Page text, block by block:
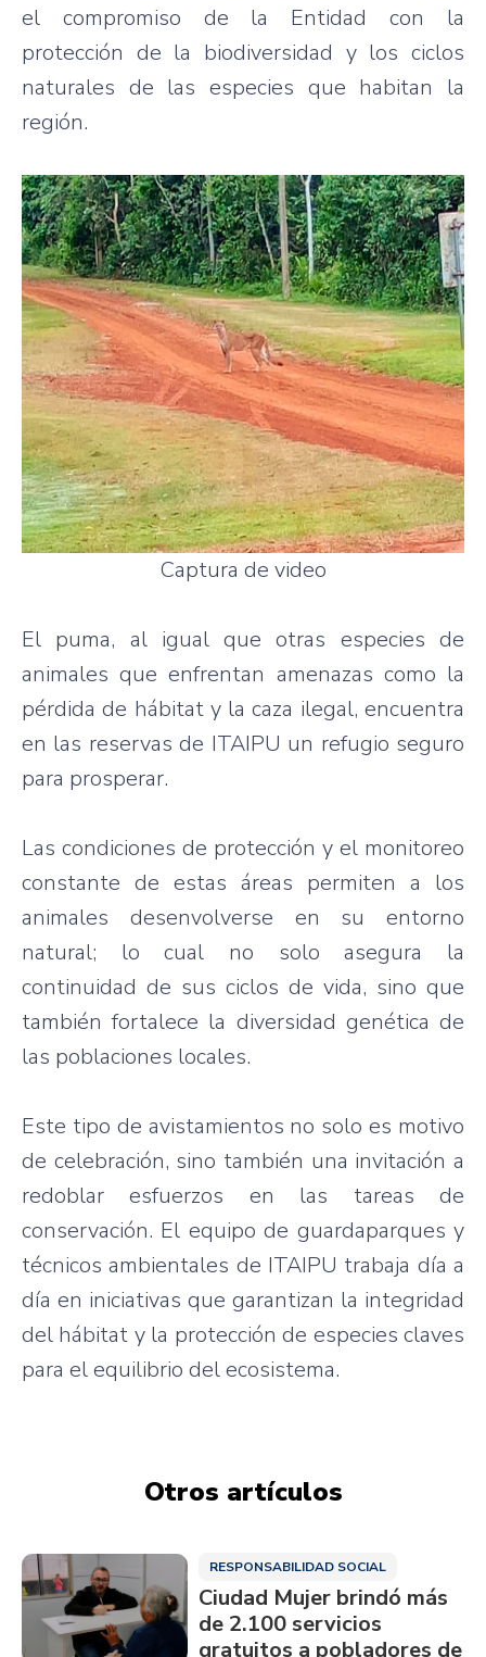
el compromiso de la Entidad con la
protección de la biodiversidad y los ciclos
naturales de las especies que habitan la
región.
Captura de video
El puma, al igual que otras especies de
animales que enfrentan amenazas como la
pérdida de hábitat y la caza ilegal, encuentra
en las reservas de ITAIPU un refugio seguro
para prosperar.
Las condiciones de protección y el monitoreo
constante de estas áreas permiten a los
animales desenvolverse en su entorno
natural; lo cual no solo asegura la
continuidad de sus ciclos de vida, sino que
también fortalece la diversidad genética de
las poblaciones locales.
Este tipo de avistamientos no solo es motivo
de celebración, sino también una invitación a
redoblar esfuerzos en las tareas de
conservación. El equipo de guardaparques y
técnicos ambientales de ITAIPU trabaja día a
día en iniciativas que garantizan la integridad
del hábitat y la protección de especies claves
para el equilibrio del ecosistema.
Otros artículos
RESPONSABILIDAD SOCIAL
Ciudad Mujer brindó más
de 2.100 servicios
gratuitos a pobladores de